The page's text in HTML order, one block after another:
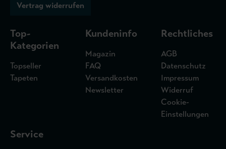
Vertrag widerrufen
Top-
Kategorien
Topseller
Tapeten
Kundeninfo
Magazin
FAQ
Versandkosten
Newsletter
Rechtliches
AGB
Datenschutz
Impressum
Widerruf
Cookie-
Einstellungen
Service